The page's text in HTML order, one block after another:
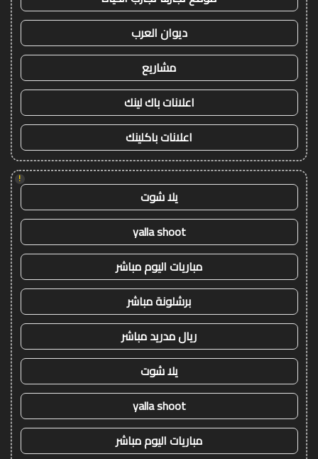
ديوان العرب
مشاريع
اعلانات باك لينك
اعلانات باكلينك
!
يلا شوت
yalla shoot
مباريات اليوم مباشر
برشلونة مباشر
ريال مدريد مباشر
يلا شوت
yalla shoot
مباريات اليوم مباشر